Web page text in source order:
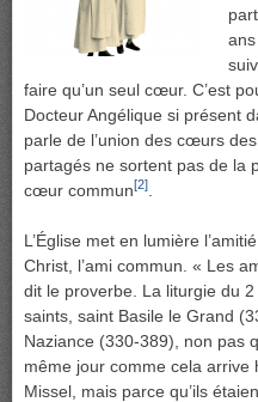
faire qu’un seul cœur. C’est
Docteur Angélique si présent
parle de l’union des cœurs
partagés ne sortent pas de la
cœur commun[2]
L’Église met en lumière
Christ, l’ami commun. « Les
dit le proverbe. La liturgie du
saints, saint Basile le Grand
Naziance (330-389), non pas
même jour comme cela arrive
Missel, mais parce qu’ils